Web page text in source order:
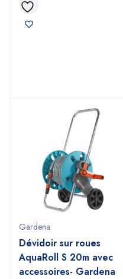
Gardena
Dévidoir sur roues
AquaRoll S 20m avec
accessoires- Gardena